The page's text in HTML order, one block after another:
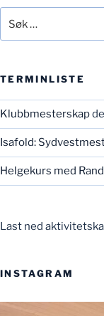
etter:
TERMINLISTE
Klubbmesterskap
Isafold:
Helgekurs med
Last ned
INSTAGRAM